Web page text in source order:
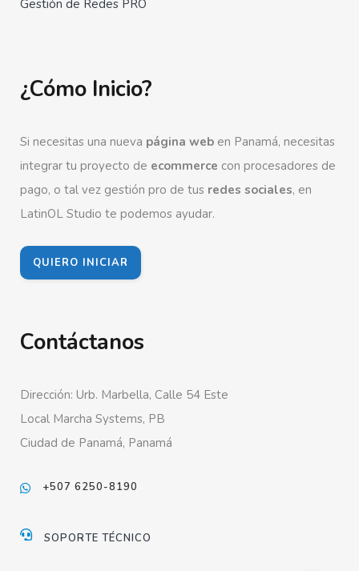
Gestión de Redes PRO
¿Cómo Inicio?
Si necesitas una nueva página web en Panamá, necesitas
integrar tu proyecto de ecommerce con procesadores de
pago, o tal vez gestión pro de tus redes sociales, en
LatinOL Studio te podemos ayudar.
QUIERO INICIAR
Contáctanos
Dirección: Urb. Marbella, Calle 54 Este
Local Marcha Systems, PB
Ciudad de Panamá, Panamá
+507 6250-8190
SOPORTE TÉCNICO